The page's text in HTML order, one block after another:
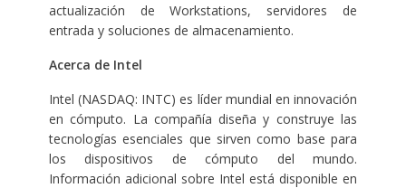
actualización de Workstations, servidores de
entrada y soluciones de almacenamiento.
Acerca de Intel
Intel (NASDAQ: INTC) es líder mundial en innovación
en cómputo. La compañía diseña y construye las
tecnologías esenciales que sirven como base para
los dispositivos de cómputo del mundo.
Información adicional sobre Intel está disponible en